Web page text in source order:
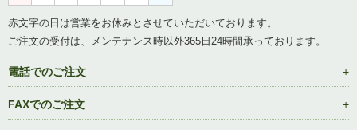
赤文字の日は営業をお休みとさせていただいております。
ご注文の受付は、メンテナンス時以外365日24時間承っております。
電話でのご注文
FAXでのご注文